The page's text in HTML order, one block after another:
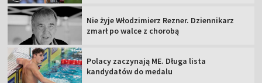
Nie żyje Włodzimierz Rezner. Dziennikarz
zmarł po walce z chorobą
Polacy zaczynają ME. Długa lista
kandydatów do medalu